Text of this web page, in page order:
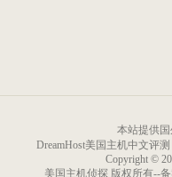
本站提供
DreamHost美国主机中文评测
Copyright ©
美国主机侦探 版权所有--备